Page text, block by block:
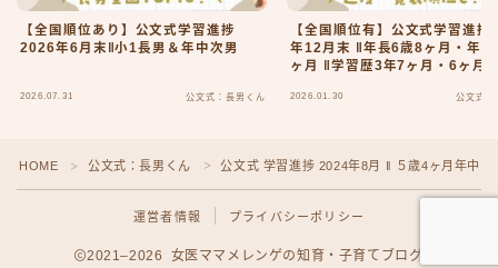
【全国順位あり】公文式学習進捗
2026年6月末‖小1長男＆年中次男
2026.07.31 公文式：長男くん
【全国順位有】公文式学習進
年12月末 ‖年長6歳8ヶ月・年
ヶ月 ‖学習歴3年7ヶ月・6ヶ月
2026.01.30 公文式：
HOME ＞ 公文式：長男くん ＞ 公文式 学習進捗 2024年8月 ‖ ５歳4ヶ月年中 ‖
運営者情報 プライバシーポリシー
2021–2026 女医ママメレンゲの知育・子育てブログ